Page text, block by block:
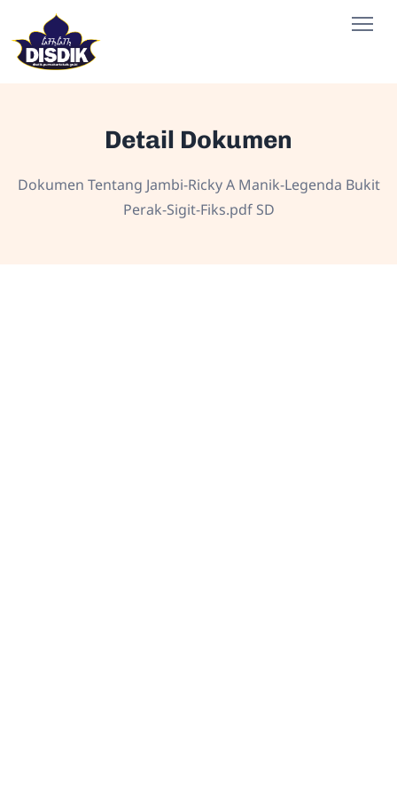
Detail Dokumen
Dokumen Tentang Jambi-Ricky A Manik-Legenda Bukit
Perak-Sigit-Fiks.pdf SD